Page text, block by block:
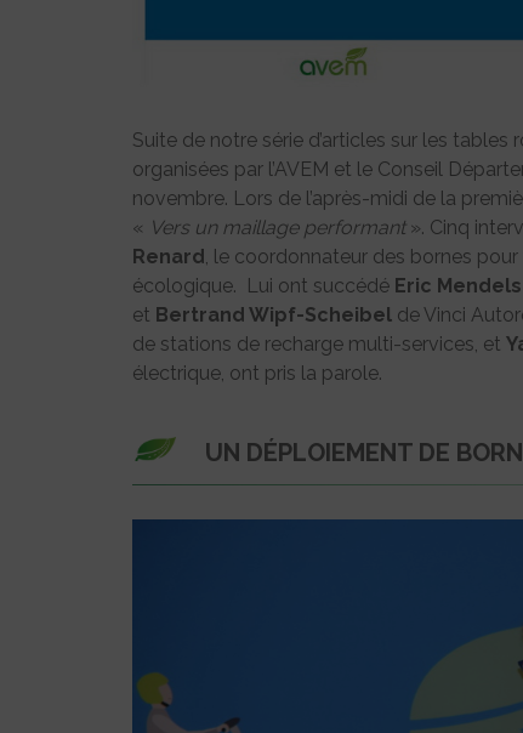
Suite de notre série d’articles sur les tables
organisées par l’AVEM et le Conseil
novembre. Lors de l’après-midi de la
« Vers un maillage performant ». Cinq
Renard, le coordonnateur des bornes
écologique. Lui ont succédé Eric Mendels
et Bertrand Wipf-Scheibel de Vinci
de stations de recharge multi-services, et
électrique, ont pris la parole.
UN DÉPLOIEMENT DE